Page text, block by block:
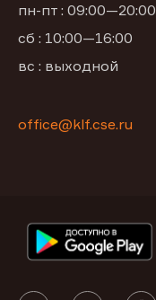
пн-пт : 09:00—20:00
сб : 10:00—16:00
вс : выходной
office@klf.cse.ru